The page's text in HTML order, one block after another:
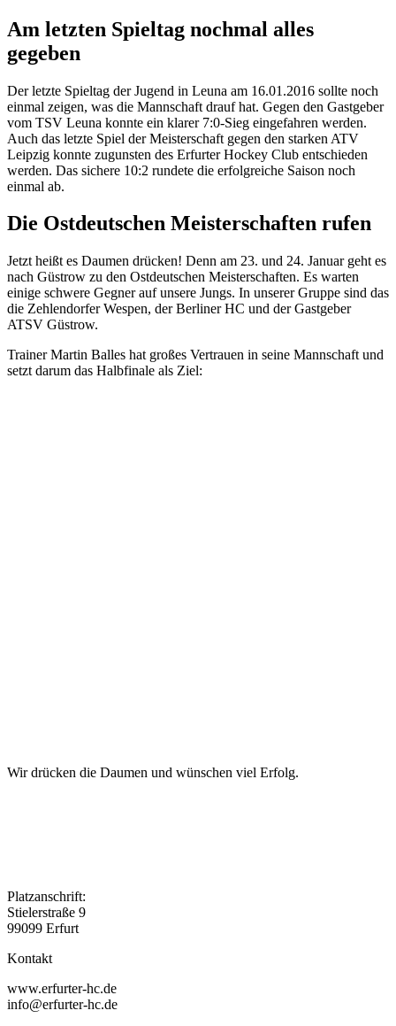
Am letzten Spieltag nochmal alles
gegeben
Der letzte Spieltag der Jugend in Leuna am 16.01.2016 sollte noch
einmal zeigen, was die Mannschaft drauf hat. Gegen den Gastgeber
vom TSV Leuna konnte ein klarer 7:0-Sieg eingefahren werden.
Auch das letzte Spiel der Meisterschaft gegen den starken ATV
Leipzig konnte zugunsten des Erfurter Hockey Club entschieden
werden. Das sichere 10:2 rundete die erfolgreiche Saison noch
einmal ab.
Die Ostdeutschen Meisterschaften rufen
Jetzt heißt es Daumen drücken! Denn am 23. und 24. Januar geht es
nach Güstrow zu den Ostdeutschen Meisterschaften. Es warten
einige schwere Gegner auf unsere Jungs. In unserer Gruppe sind das
die Zehlendorfer Wespen, der Berliner HC und der Gastgeber
ATSV Güstrow.
Trainer Martin Balles hat großes Vertrauen in seine Mannschaft und
setzt darum das Halbfinale als Ziel:
Wir drücken die Daumen und wünschen viel Erfolg.
Platzanschrift:
Stielerstraße 9
99099 Erfurt
Kontakt
www.erfurter-hc.de
info@erfurter-hc.de